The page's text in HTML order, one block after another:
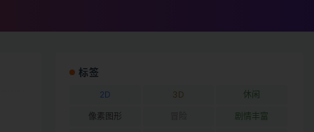
标签
2D 3D 休闲
像素图形 剧情丰富